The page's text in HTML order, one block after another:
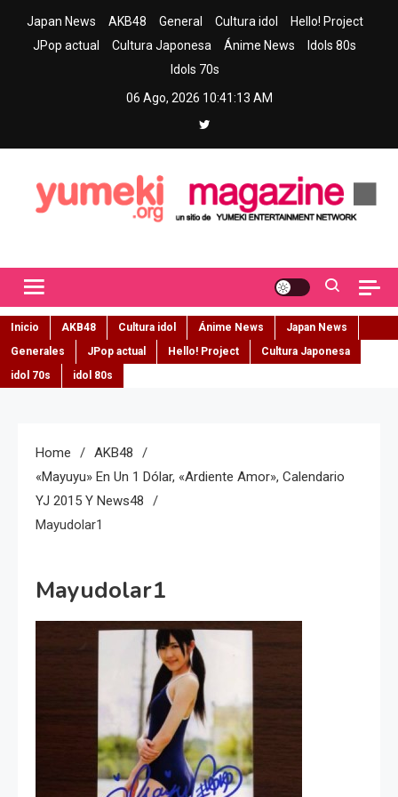
Japan News AKB48 General Cultura idol
Hello! Project
JPop actual
Cultura Japonesa Ánime News
Idols 80s
Idols 70s
06 Ago, 2026 10:41:14 AM
Inicio AKB48 Cultura idol Ánime News
Japan News
Generales
JPop actual Hello! Project
Cultura Japonesa
idol 70s
idol 80s
Home
AKB48
«Mayuyu» En Un 1 Dólar, «ardiente Amor», Calendario
YJ 2015 Y News48
Mayudolar1
Mayudolar1